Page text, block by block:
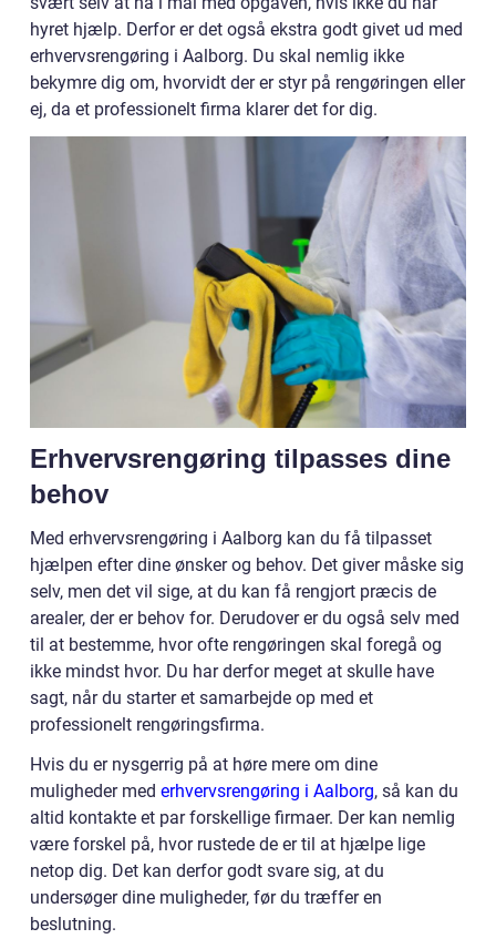
hyret hjælp. Derfor er det også ekstra godt givet ud med
erhvervsrengøring i Aalborg. Du skal nemlig ikke
bekymre dig om, hvorvidt der er styr på rengøringen eller
ej, da et professionelt firma klarer det for dig.
Erhvervsrengøring tilpasses dine
behov
Med erhvervsrengøring i Aalborg kan du få tilpasset
hjælpen efter dine ønsker og behov. Det giver måske sig
selv, men det vil sige, at du kan få rengjort præcis de
arealer, der er behov for. Derudover er du også selv med
til at bestemme, hvor ofte rengøringen skal foregå og
ikke mindst hvor. Du har derfor meget at skulle have
sagt, når du starter et samarbejde op med et
professionelt rengøringsfirma.
Hvis du er nysgerrig på at høre mere om dine
muligheder med erhvervsrengøring i Aalborg, så kan du
altid kontakte et par forskellige firmaer. Der kan nemlig
være forskel på, hvor rustede de er til at hjælpe lige
netop dig. Det kan derfor godt svare sig, at du
undersøger dine muligheder, før du træffer en
beslutning.